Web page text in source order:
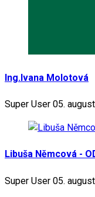
Ing.Ivana Molotová
Super User 05.
Libuša Němcová -
Super User 05.